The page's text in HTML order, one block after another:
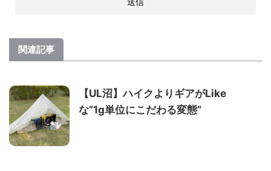
関連記事
【UL沼】ハイクよりギアがLike
な”1g単位にこだわる変態”